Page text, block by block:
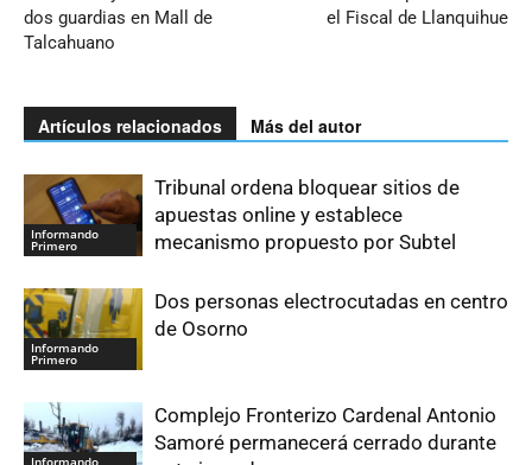
dos guardias en Mall de
Talcahuano
el Fiscal de Llanquihue
Artículos relacionados Más del autor
Informando
Primero
Tribunal ordena bloquear sitios de
apuestas online y establece
mecanismo propuesto por Subtel
Informando
Primero
Dos personas electrocutadas en centro
de Osorno
Informando
Complejo Fronterizo Cardenal Antonio
Samoré permanecerá cerrado durante